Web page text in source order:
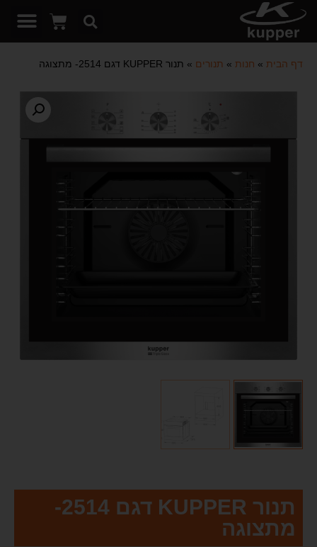
תנור KUPPER דגם 2514-
מתצוגה
דף הבית » חנות » תנורים » תנור KUPPER דגם 2514- מתצוגה